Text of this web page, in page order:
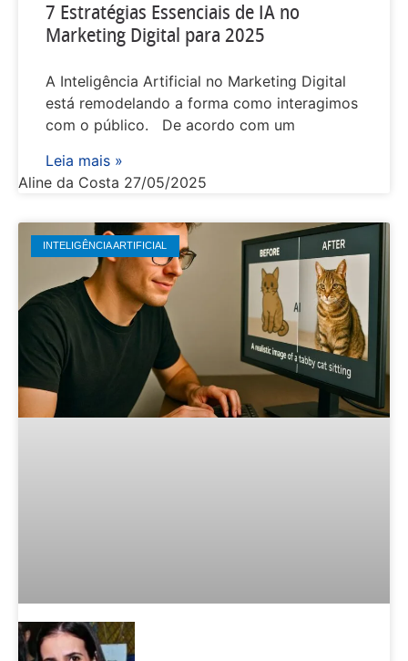
7 Estratégias Essenciais de IA no
Marketing Digital para 2025
A Inteligência Artificial no Marketing Digital
está remodelando a forma como interagimos
com o público. De acordo com um
Leia mais »
Aline da Costa 27/05/2025
INTELIGÊNCIA ARTIFICIAL